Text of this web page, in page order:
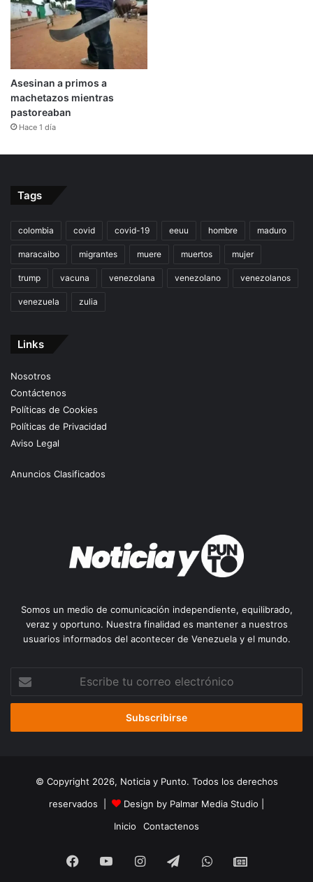
Asesinan a primos a
machetazos mientras
pastoreaban
Hace 1 día
Tags
colombia covid covid-19 eeuu hombre maduro
maracaibo migrantes muere muertos mujer
trump vacuna venezolana venezolano venezolanos
venezuela zulia
Links
Nosotros
Contáctenos
Políticas de Cookies
Políticas de Privacidad
Aviso Legal
Anuncios Clasificados
Somos un medio de comunicación independiente, equilibrado,
veraz y oportuno. Nuestra finalidad es mantener a nuestros
usuarios informados del acontecer de Venezuela y el mundo.
correo
© Copyright 2026, Noticia y Punto. Todos los derechos
reservados |
Design by Palmar Media Studio
Inicio
Contactenos
Facebook
YouTubeInstagramTelegramWhatsApp
Google